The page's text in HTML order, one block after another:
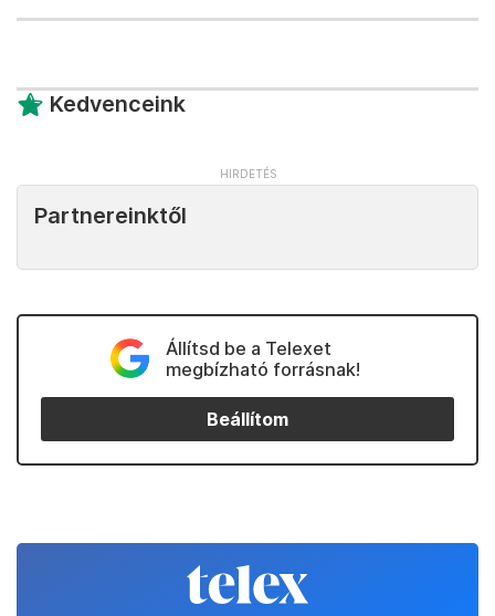
Kedvenceink
Partnereinktől
Állítsd be a Telexet
megbízható forrásnak!
Beállítom